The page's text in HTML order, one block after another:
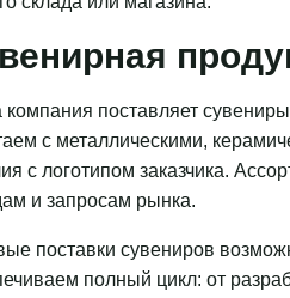
поставляет
с металлическими,
с логотипом заказчика.
и запросам рынка.
поставки сувениров
полный цикл: от